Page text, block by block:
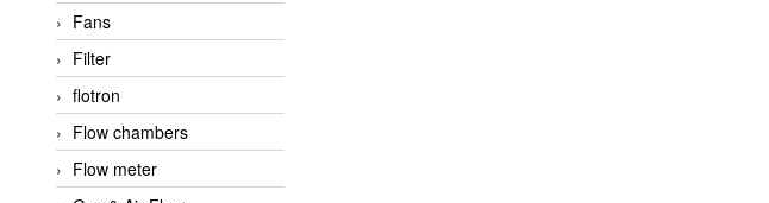
Aqualabo Vietnam
Aquametro
ARCA Regler
Arcos Hydraulik
Ardetem-Sfere-Vietnam
Argal
Fans
Filter
flotron
Flow chambers
Flow meter